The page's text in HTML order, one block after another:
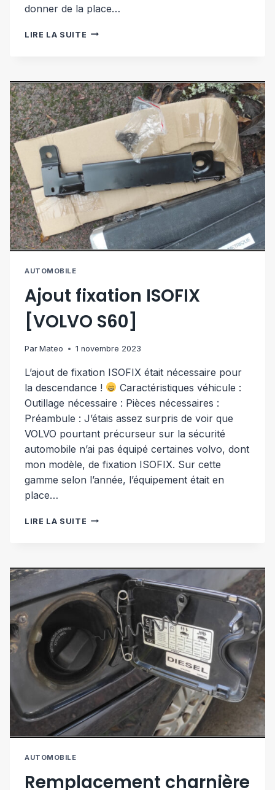
donner de la place…
LIRE LA SUITE CHANGEMENT
[VOLVO
S60]
AUTOMOBILE
Ajout fixation ISOFIX
[VOLVO S60]
Par Mateo 1 novembre 2023
L’ajout de fixation ISOFIX était nécessaire pour
la descendance !
Caractéristiques véhicule :
Outillage nécessaire : Pièces nécessaires :
Préambule : J’étais assez surpris de voir que
VOLVO pourtant précurseur sur la sécurité
automobile n’ai pas équipé certaines volvo, dont
mon modèle, de fixation ISOFIX. Sur cette
gamme selon l’année, l’équipement était en
place…
LIRE LA SUITE AJOUT
S60]
AUTOMOBILE
Remplacement charnière